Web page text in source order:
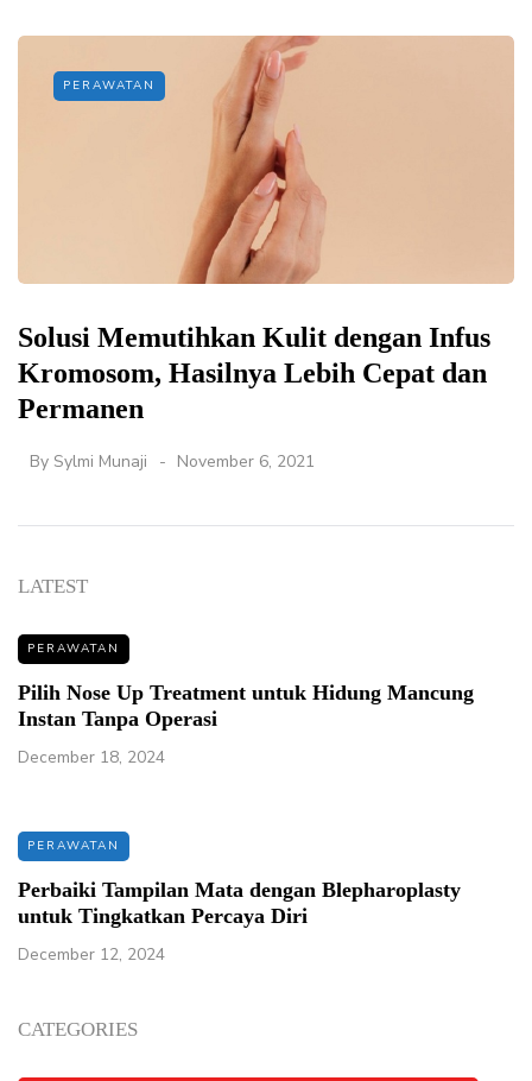
PERAWATAN
Solusi Memutihkan Kulit dengan Infus
Kromosom, Hasilnya Lebih Cepat dan
Permanen
By Sylmi Munaji November 6, 2021
LATEST
PERAWATAN
Pilih Nose Up Treatment untuk Hidung Mancung
Instan Tanpa Operasi
December 18, 2024
PERAWATAN
Perbaiki Tampilan Mata dengan Blepharoplasty
untuk Tingkatkan Percaya Diri
December 12, 2024
CATEGORIES